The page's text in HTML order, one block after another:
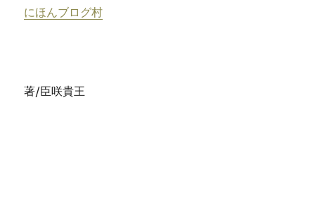
にほんブログ村
著/臣咲貴王